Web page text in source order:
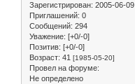
Зарегистрирован: 2005-06-09
Приглашений: 0
Сообщений: 294
Уважение: [+0/-0]
Позитив: [+0/-0]
Возраст: 41 [1985-05-20]
Провел на форуме:
Не определено